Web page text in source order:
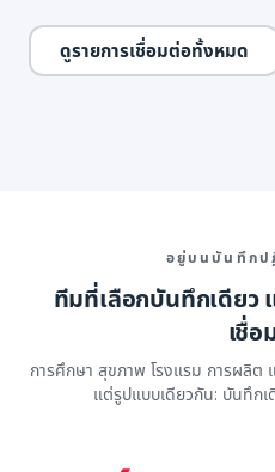
ดูรายการเชื่อมต่อทั้งหมด
อยู่บนบันทึกป
ทีมที่เลือกบันทึกเดียว
เชื่อ
การศึกษา สุขภาพ โรงแรม การผลิต
แต่รูปแบบเดียวกัน: บันทึก